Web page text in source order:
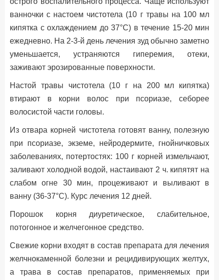
ванночки с настоем чистотела (10 г травы на 100 мл
кипятка с охлаждением до 37°С) в течение 15-20 мин
ежедневно. На 2-3-й день лечения зуд обычно заметно
уменьшается, устраняются гиперемия, отеки,
заживают эрозированные поверхности.
Настой травы чистотела (10 г на 200 мл кипятка)
втирают в корни волос при псориазе, себорее
волосистой части головы.
Из отвара корней чистотела готовят ванну, полезную
при псориазе, экземе, нейродермите, гнойничковых
заболеваниях, потертостях: 100 г корней измельчают,
заливают холодной водой, настаивают 2 ч. кипятят на
слабом огне 30 мин, процеживают и выливают в
ванну (36-37°С). Курс лечения 12 дней.
Порошок корня диуретическое, слабительное,
потогонное и желчегонное средство.
Свежие корни входят в состав препарата для лечения
желчнокаменной болезни и рецидивирующих желтух,
а трава в состав препаратов, применяемых при